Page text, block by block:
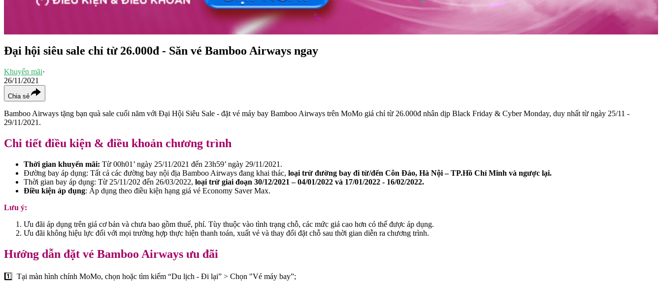
Đại hội siêu sale chỉ từ 26.000đ - Săn vé Bamboo Airways ngay
Khuyến mãi·
26/11/2021
Chia sẻ
Bamboo Airways tặng bạn quà sale cuối năm với Đại Hội Siêu Sale - đặt vé máy bay Bamboo Airways trên MoMo giá chỉ từ 26.000đ nhân dịp Black Friday & Cyber Monday, duy nhất từ ngày 25/11 -
29/11/2021.
Chi tiết điều kiện & điều khoản chương trình
Thời gian khuyến mãi: Từ 00h01’ ngày 25/11/2021 đến 23h59’ ngày 29/11/2021.
Đường bay áp dụng: Tất cả các đường bay nội địa Bamboo Airways đang khai thác, loại trừ đường bay đi từ/đến Côn Đảo, Hà Nội – TP.Hồ Chí Minh và ngược lại.
Thời gian bay áp dụng: Từ 25/11/202 đến 26/03/2022, loại trừ giai đoạn 30/12/2021 – 04/01/2022 và 17/01/2022 - 16/02/2022.
Điều kiện áp dụng: Áp dụng theo điều kiện hạng giá vé Economy Saver Max.
Lưu ý:
Ưu đãi áp dụng trên giá cơ bản và chưa bao gồm thuế, phí. Tùy thuộc vào tình trạng chỗ, các mức giá cao hơn có thể được áp dụng.
Ưu đãi không hiệu lực đối với mọi trường hợp thực hiện thanh toán, xuất vé và thay đổi đặt chỗ sau thời gian diễn ra chương trình.
Hướng dẫn đặt vé Bamboo Airways ưu đãi
1️⃣ Tại màn hình chính MoMo, chọn hoặc tìm kiếm “Du lịch - Đi lại” > Chọn "Vé máy bay”;